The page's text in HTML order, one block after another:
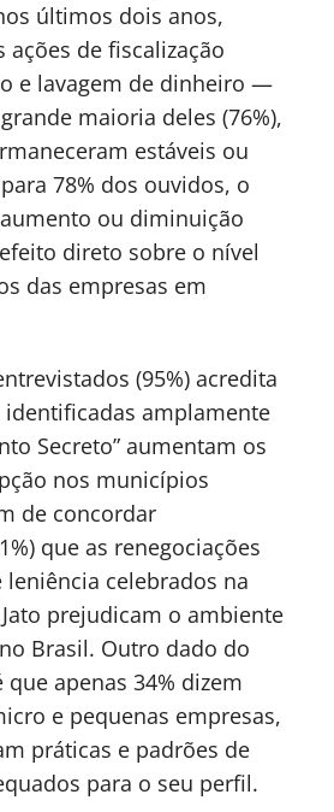
últimos dois anos,
ações de fiscalização
e lavagem de dinheiro —
maioria deles (76%),
estáveis ou
78% dos ouvidos, o
ou diminuição
direto sobre o nível
das empresas em
(95%) acredita
identificadas amplamente
Secreto” aumentam os
nos municípios
de concordar
que as renegociações
leniência celebrados na
prejudicam o ambiente
Brasil. Outro dado do
apenas 34% dizem
e pequenas empresas,
práticas e padrões de
para o seu perfil.